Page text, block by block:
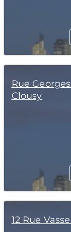
Rue
Clousy
12 Rue